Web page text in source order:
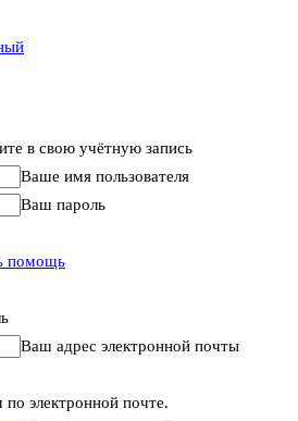
в свою учётную запись
Ваше имя пользователя
Ваш пароль
помощь
Ваш адрес электронной почты
электронной почте.